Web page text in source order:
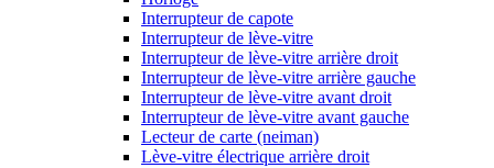
Interrupteur de capote
Interrupteur de lève-vitre
Interrupteur de lève-vitre arrière droit
Interrupteur de lève-vitre arrière gauche
Interrupteur de lève-vitre avant droit
Interrupteur de lève-vitre avant gauche
Lecteur de carte (neiman)
Lève-vitre électrique arrière droit